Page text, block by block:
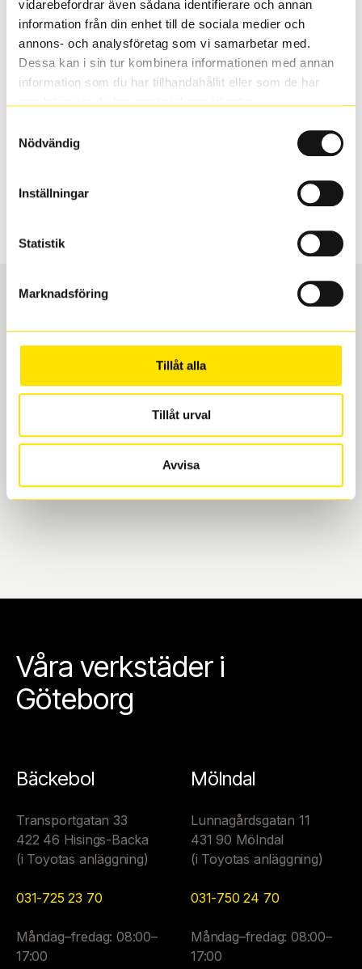
vidarebefordrar även sådana identifierare och annan
information från din enhet till de sociala medier och
annons- och analysföretag som vi samarbetar med.
Dessa kan i sin tur kombinera informationen med annan
information som du har tillhandahållit eller som de har
Nödvändig
Inställningar
Statistik
Marknadsföring
Tillåt alla
Tillåt urval
Avvisa
Ange registreringsnummer för att se om det däck du
valt passar din bilmodell. Om du köper däck som skall
sättas på dina befintliga fälgar, se till att kolla en extra
inte vara samma dimension som bilen hade ut från
Boka och hämta hos Däckspecialen
När du beställer dina nya däck eller fälgar hos oss
levereras de direkt till någon av våra däckverkstäder i
Göteborg. Välj mellan Hisingen (Bäckebol) eller
Mölndal. I beställningen anger du datum och tid för
vi till att de uppfyller alla krav för en säker körning.
Våra verkstäder i
Göteborg
Bäckebol
Transportgatan 33
422 46 Hisings-Backa
(i Toyotas anläggning)
031-725 23 70
Måndag–fredag: 08:00–
17:00
Mölndal
Lunnagårdsgatan 11
431 90 Mölndal
(i Toyotas anläggning)
031-750 24 70
Måndag–fredag: 08:00–
17:00